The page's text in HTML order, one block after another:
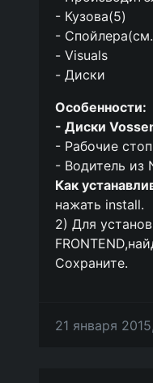
- Кузова(5)
-
- Visuals
- Диски
Особенности:
- Диски
- Рабочие
- Водитель из
Как
нажать install.
2) Для
Сохраните.
21 января